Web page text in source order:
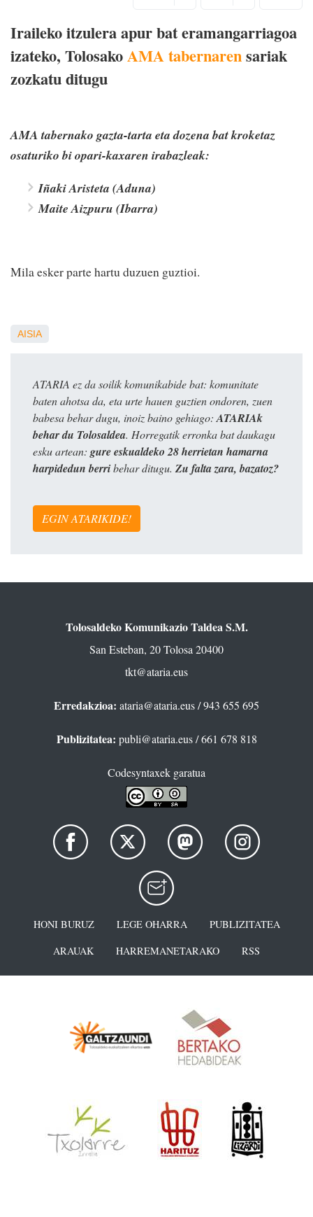
Iraileko itzulera apur bat eramangarriagoa
izateko, TolosakoAMA tabernarensariak
zozkatu ditugu
AMA tabernako gazta-tarta eta dozena bat kroketaz
osaturiko bi opari-kaxaren irabazleak:
Iñaki Aristeta (Aduna)
Maite Aizpuru (Ibarra)
Mila esker parte hartu duzuen guztioi.
AISIA
ATARIA ez da soilik komunikabide bat: komunitate
baten ahotsa da, eta urte hauen guztien ondoren, zuen
babesa behar dugu, inoiz baino gehiago: ATARIAk
behar du Tolosaldea. Horregatik erronka bat daukagu
esku artean: gure eskualdeko 28 herrietan hamarna
harpidedun berribehar ditugu. Zu falta zara, bazatoz?
EGIN ATARIKIDE!
Tolosaldeko Komunikazio Taldea S.M.
San Esteban, 20 Tolosa 20400
tkt@ataria.eus
Erredakzioa: ataria@ataria.eus/ 943 655 695
Publizitatea: publi@ataria.eus/ 661 678 818
Codesyntaxek garatua
HONI BURUZ LEGE OHARRA
PUBLIZITATEA
ARAUAK
HARREMANETARAKO RSS